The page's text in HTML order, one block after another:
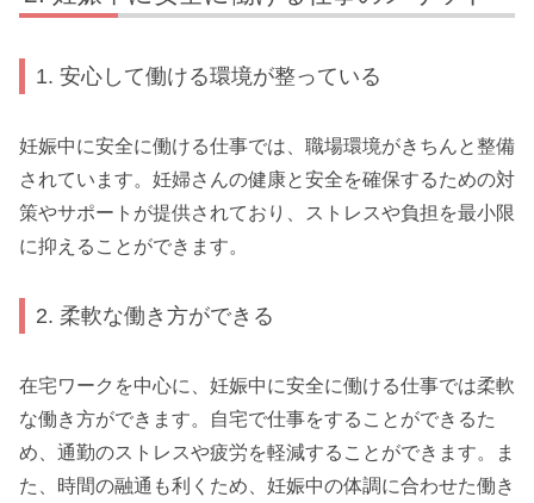
1. 安心して働ける環境が整っている
妊娠中に安全に働ける仕事では、職場環境がきちんと整備
されています。妊婦さんの健康と安全を確保するための対
策やサポートが提供されており、ストレスや負担を最小限
に抑えることができます。
2. 柔軟な働き方ができる
在宅ワークを中心に、妊娠中に安全に働ける仕事では柔軟
な働き方ができます。自宅で仕事をすることができるた
め、通勤のストレスや疲労を軽減することができます。ま
た、時間の融通も利くため、妊娠中の体調に合わせた働き